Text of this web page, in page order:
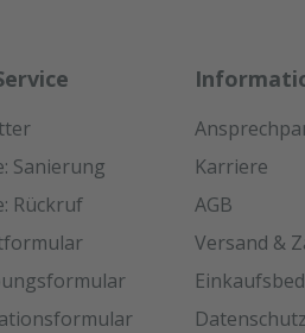
Sanierung
Rückruf
Karriere
AGB
Versand &